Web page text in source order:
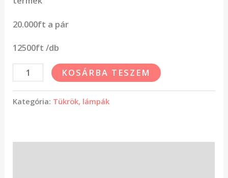
20.000ft a pár
12500ft /db
KOSÁRBA TESZEM
Kategória: Tükrök, lámpák